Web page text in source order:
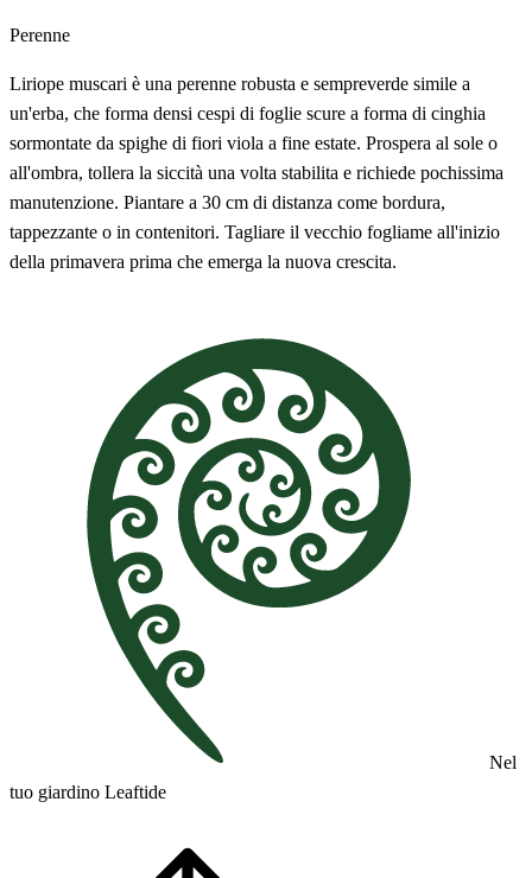
Perenne
Liriope muscari è una perenne robusta e sempreverde simile a
un'erba, che forma densi cespi di foglie scure a forma di cinghia
sormontate da spighe di fiori viola a fine estate. Prospera al sole o
all'ombra, tollera la siccità una volta stabilita e richiede pochissima
manutenzione. Piantare a 30 cm di distanza come bordura,
tappezzante o in contenitori. Tagliare il vecchio fogliame all'inizio
della primavera prima che emerga la nuova crescita.
Nel
tuo giardino Leaftide